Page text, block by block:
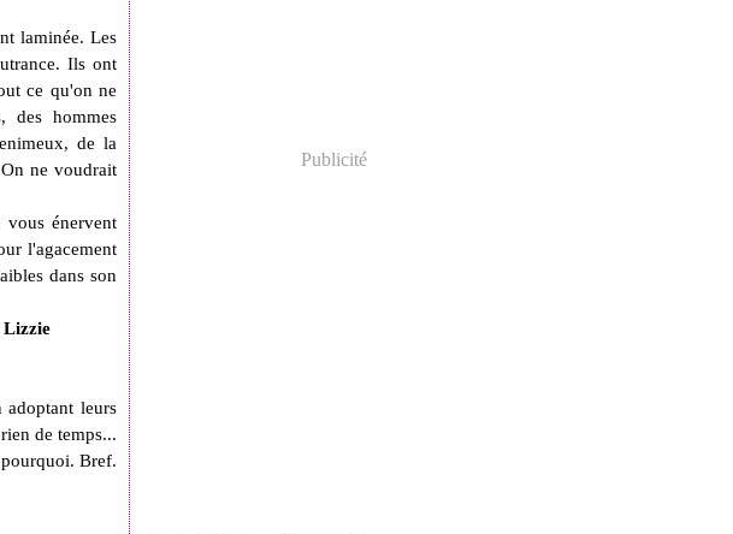
laminée. Les
Ils ont
ce qu'on ne
des hommes
de la
ne voudrait
énervent
l'agacement
dans son
adoptant leurs
de temps...
pourquoi. Bref.
Publicité